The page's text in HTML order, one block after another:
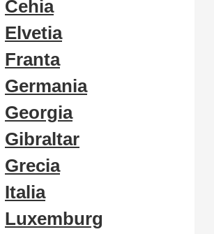
Cehia
Elvetia
Franta
Germania
Georgia
Gibraltar
Grecia
Italia
Luxemburg